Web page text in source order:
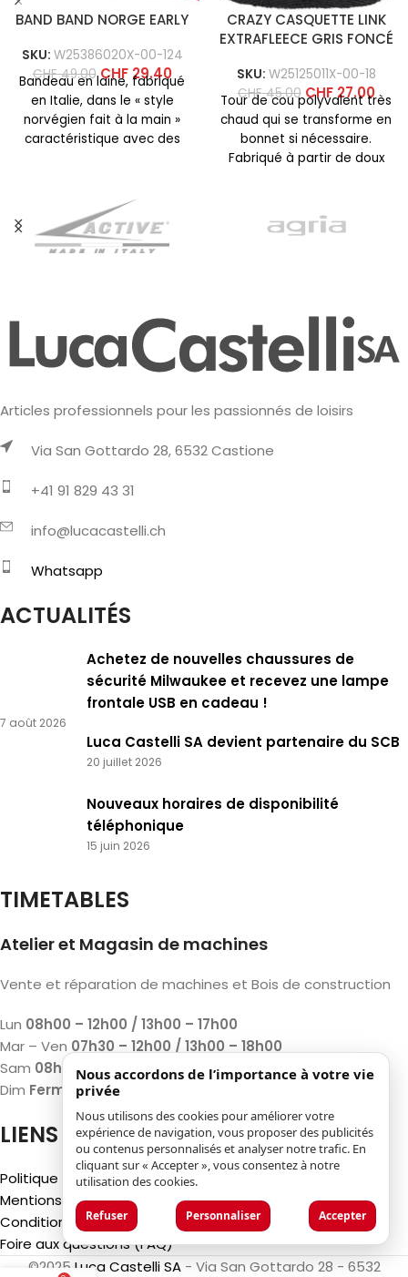
BAND BAND NORGE EARLY
SKU: W25386020X-00-124
CHF49.00 CHF29.40
Bandeau en laine, fabriqué
en Italie, dans le « style
norvégien fait à la main »
caractéristique avec des
CRAZY CASQUETTE LINK
EXTRAFLEECE GRIS FONCÉ
SKU: W25125011X-00-18
CHF45.00 CHF27.00
Tour de cou polyvalent très
chaud qui se transforme en
bonnet si nécessaire.
Fabriqué à partir de doux
Articles professionnels pour les passionnés de loisirs
Via San Gottardo 28, 6532 Castione
+41 91 829 43 31
info@lucacastelli.ch
Whatsapp
ACTUALITÉS
Achetez de nouvelles chaussures de
sécurité Milwaukee et recevez une lampe
frontale USB en cadeau !
7 août 2026
Luca Castelli SA devient partenaire du SCB
20 juillet 2026
Nouveaux horaires de disponibilité
téléphonique
15 juin 2026
TIMETABLES
Atelier et Magasin de machines
Vente et réparation de machines et Bois de construction
Lun 08h00 – 12h00 / 13h00 – 17h00
Mar – Ven 07h30 – 12h00 / 13h00 – 18h00
Sam 08h00 – 12h00 / 13h00 – 17h00
Dim Fermé
LIENS
Politique de confidentialité
Mentions légales
Conditions générales d'utilisation
Foire aux questions (FAQ)
©2025 Luca Castelli SA- Via San Gottardo 28 - 6532
Nous accordons de l’importance à votre vie
privée
Nous utilisons des cookies pour améliorer votre
expérience de navigation, vous proposer des publicités
ou contenus personnalisés et analyser notre trafic. En
cliquant sur « Accepter », vous consentez à notre
utilisation des cookies.
Refuser Personnaliser Accepter